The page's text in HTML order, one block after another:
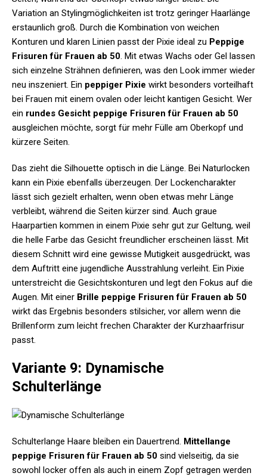
Variation an Stylingmöglichkeiten ist trotz geringer Haarlänge
erstaunlich groß. Durch die Kombination von weichen
Konturen und klaren Linien passt der Pixie ideal zu Peppige
Frisuren für Frauen ab 50. Mit etwas Wachs oder Gel lassen
sich einzelne Strähnen definieren, was den Look immer wieder
neu inszeniert. Ein peppiger Pixie wirkt besonders vorteilhaft
bei Frauen mit einem ovalen oder leicht kantigen Gesicht. Wer
ein rundes Gesicht peppige Frisuren für Frauen ab 50
ausgleichen möchte, sorgt für mehr Fülle am Oberkopf und
kürzere Seiten.
Das zieht die Silhouette optisch in die Länge. Bei Naturlocken
kann ein Pixie ebenfalls überzeugen. Der Lockencharakter
lässt sich gezielt erhalten, wenn oben etwas mehr Länge
verbleibt, während die Seiten kürzer sind. Auch graue
Haarpartien kommen in einem Pixie sehr gut zur Geltung, weil
die helle Farbe das Gesicht freundlicher erscheinen lässt. Mit
diesem Schnitt wird eine gewisse Mutigkeit ausgedrückt, was
dem Auftritt eine jugendliche Ausstrahlung verleiht. Ein Pixie
unterstreicht die Gesichtskonturen und legt den Fokus auf die
Augen. Mit einer Brille peppige Frisuren für Frauen ab 50
wirkt das Ergebnis besonders stilsicher, vor allem wenn die
Brillenform zum leicht frechen Charakter der Kurzhaarfrisur
passt.
Variante 9: Dynamische
Schulterlänge
Schulterlange Haare bleiben ein Dauertrend. Mittellange
peppige Frisuren für Frauen ab 50 sind vielseitig, da sie
sowohl locker offen als auch in einem Zopf getragen werden